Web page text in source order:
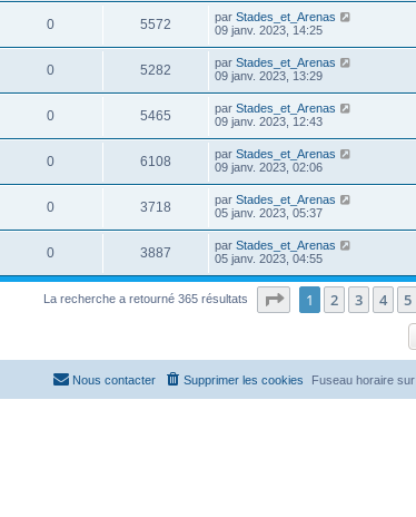
0 5572 par Stades_et_Arenas
09 janv. 2023, 14:25
0 5282 par Stades_et_Arenas
09 janv. 2023, 13:29
0 5465 par Stades_et_Arenas
09 janv. 2023, 12:43
0 6108 par Stades_et_Arenas
09 janv. 2023, 02:06
0 3718 par Stades_et_Arenas
05 janv. 2023, 05:37
0 3887 par Stades_et_Arenas
05 janv. 2023, 04:55
La recherche a retourné 365 résultats Page sur19
1 2 3 4 5
Fuseau horaire sur
Supprimer les cookies
Nous contacter